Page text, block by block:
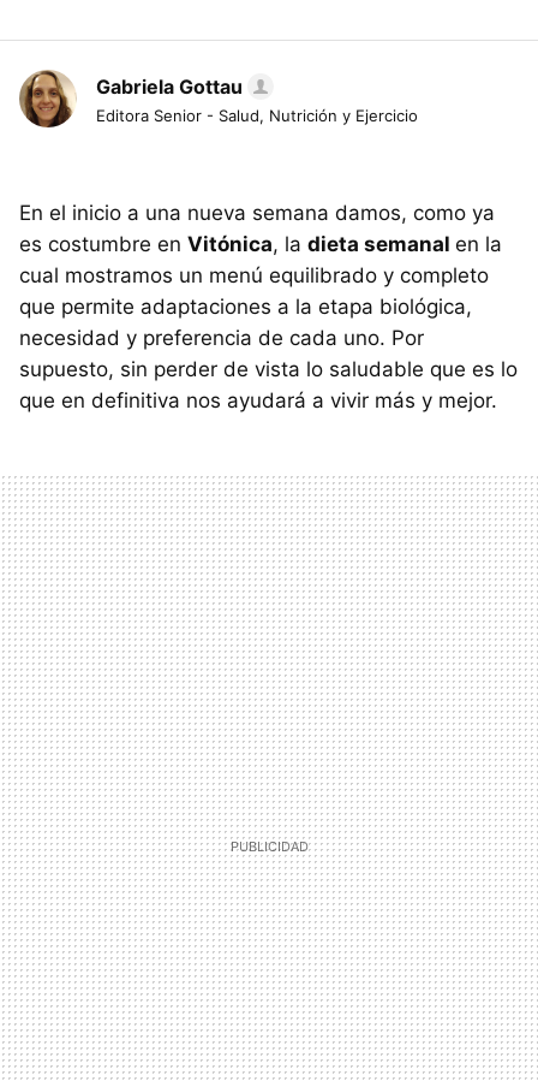
Gabriela Gottau
Editora Senior - Salud, Nutrición y Ejercicio
En el inicio a una nueva semana damos, como ya
es costumbre en Vitónica, la dieta semanal en la
cual mostramos un menú equilibrado y completo
que permite adaptaciones a la etapa biológica,
necesidad y preferencia de cada uno. Por
supuesto, sin perder de vista lo saludable que es lo
que en definitiva nos ayudará a vivir más y mejor.